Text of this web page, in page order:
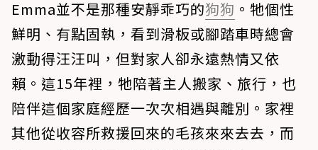
Emma並不是那種安靜乖巧的狗狗 。牠個性
鮮明、有點固執，看到滑板或腳踏車時總會
激動得汪汪叫，但對家人卻永遠熱情又依
賴。這15年裡，牠陪著主人搬家、旅行，也
陪伴這個家庭經歷一次次相遇與離別。家裡
其他從收容所救援回來的毛孩來來去去，而